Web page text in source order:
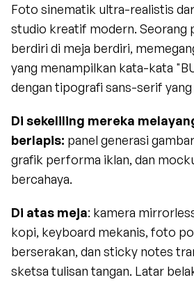
Foto sinematik ultra-realistis
studio kreatif modern. Seorang
berdiri di meja berdiri,
yang menampilkan kata-kata
dengan tipografi sans-serif
Di sekeliling mereka
berlapis: panel generasi
grafik performa iklan, dan
bercahaya.
Di atas meja: kamera
kopi, keyboard mekanis, foto
berserakan, dan sticky notes
sketsa tulisan tangan. Latar